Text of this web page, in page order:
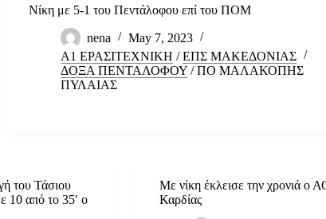
Νίκη με 5-1 του Πεντάλοφου επί του ΠΟΜ
nena
May 7, 2023
Α1 ΕΡΑΣΙΤΕΧΝΙΚΗ /ΕΠΣ ΜΑΚΕΔΟΝΙΑΣ
ΔΟΞΑ ΠΕΝΤΑΛΟΦΟΥ/ΠΟ ΜΑΛΑΚΟΠΗΣ
ΠΥΛΑΙΑΣ
του Τάσιου
10 από το 35′ ο
Με νίκη έκλεισε την χρονιά ο
Καρδίας